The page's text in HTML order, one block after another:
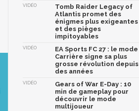
VIDÉO
Tomb Raider Legacy of
Atlantis promet des
énigmes plus exigeantes
et des pièges
impitoyables
VIDÉO
EA Sports FC 27 : le mode
Carrière signe sa plus
grosse révolution depuis
des années
VIDÉO
Gears of War E-Day : 10
min de gameplay pour
découvrir le mode
multijoueur